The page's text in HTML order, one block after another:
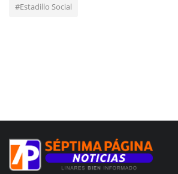
#Estadillo Social